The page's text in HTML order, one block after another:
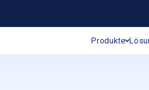
Produkte